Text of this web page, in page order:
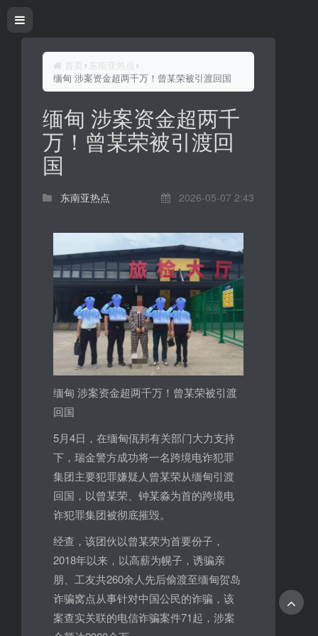
首页
东南亚热点
缅甸 涉案资金超两千万！曾某荣被引渡回国
缅甸 涉案资金超两千
万！曾某荣被引渡回
国
东南亚热点 2026-05-07 2:43
缅甸 涉案资金超两千万！曾某荣被引渡
回国
5月4日，在缅甸佤邦有关部门大力支持
下，瑞金警方成功将一名跨境电诈犯罪
集团主要犯罪嫌疑人曾某荣从缅甸引渡
回国，以曾某荣、钟某淼为首的跨境电
诈犯罪集团被彻底摧毁。
经查，该团伙以曾某荣为首要份子，
2018年以来，以高薪为幌子，诱骗亲
朋、工友共260余人先后偷渡至缅甸贺岛
诈骗窝点从事针对中国公民的诈骗，该
案查实关联的电信诈骗案件71起，涉案